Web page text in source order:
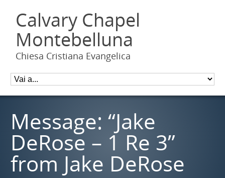
Calvary Chapel
Montebelluna
Chiesa Cristiana Evangelica
Message: “Jake
DeRose – 1 Re 3”
from Jake DeRose